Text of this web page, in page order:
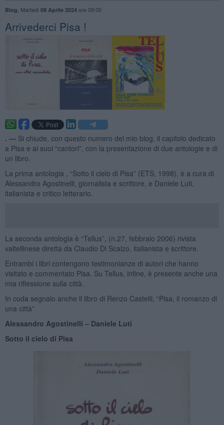
Blog Martedì 09 Aprile 2024ore 09:00
Arrivederci Pisa !
. — Si chiude, con questo numero del mio blog, il capitolo dedicato
a Pisa e ai suoi “cantori”, con la presentazione di due antologie e di
un libro.
La prima antologia , “Sotto il cielo di Pisa” (ETS, 1998), è a cura di
Alessandro Agostinelli, giornalista e scrittore, e Daniele Luti,
italianista e critico letterario.
La seconda antologia è “Tellus”, (n.27, febbraio 2006) rivista
valtellinese diretta da Claudio Di Scalzo, italianista e scrittore.
Entrambi i libri contengono testimonianze di autori che hanno
visitato e commentato Pisa. Su Tellus, infine, è presente anche una
mia riflessione sulla città.
In coda segnalo anche il libro di Renzo Castelli, “Pisa, il romanzo di
una città”
Alessandro Agostinelli – Daniele Luti
Sotto il cielo di Pisa